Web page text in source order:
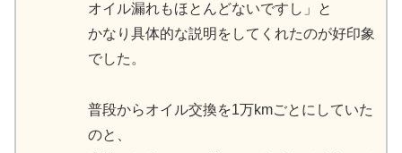
オイル漏れもほとんどないですし」と
かなり具体的な説明をしてくれたのが好印象
でした。
普段からオイル交換を1万kmごとにしていた
のと、